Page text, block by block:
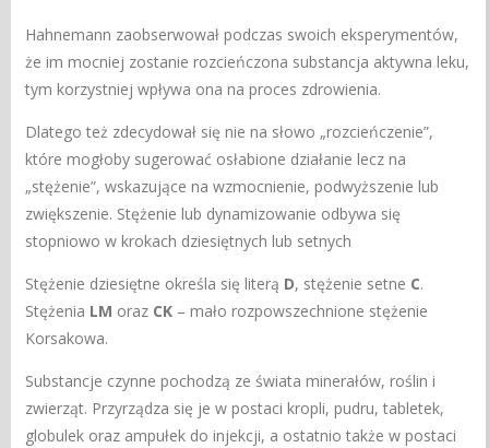
Hahnemann zaobserwował podczas swoich eksperymentów,
że im mocniej zostanie rozcieńczona substancja aktywna leku,
tym korzystniej wpływa ona na proces zdrowienia.
Dlatego też zdecydował się nie na słowo „rozcieńczenie”,
które mogłoby sugerować osłabione działanie lecz na
„stężenie”, wskazujące na wzmocnienie, podwyższenie lub
zwiększenie. Stężenie lub dynamizowanie odbywa się
stopniowo w krokach dziesiętnych lub setnych
Stężenie dziesiętne określa się literą D, stężenie setne C.
Stężenia LM oraz CK – mało rozpowszechnione stężenie
Korsakowa.
Substancje czynne pochodzą ze świata minerałów, roślin i
zwierząt. Przyrządza się je w postaci kropli, pudru, tabletek,
globulek oraz ampułek do injekcji, a ostatnio także w postaci